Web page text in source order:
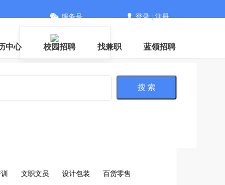
服务号 登录|注册
中心 校园招聘 找兼职 蓝领招聘
搜 索
文职文员 设计包装 百货零售